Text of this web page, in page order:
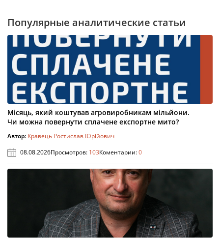
Популярные аналитические статьи
Місяць, який коштував агровиробникам мільйони.
Чи можна повернути сплачене експортне мито?
Автор: Кравець Ростислав Юрійович
08.08.2026Просмотров: 103Коментарии:0